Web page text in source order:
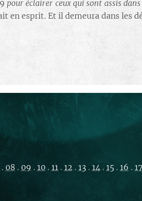
pour éclairer ceux qui sont assis
en esprit. Et il demeura dans les
08 . 09 . 10. 11. 12 . 13 . 14. 15. 16 . 17